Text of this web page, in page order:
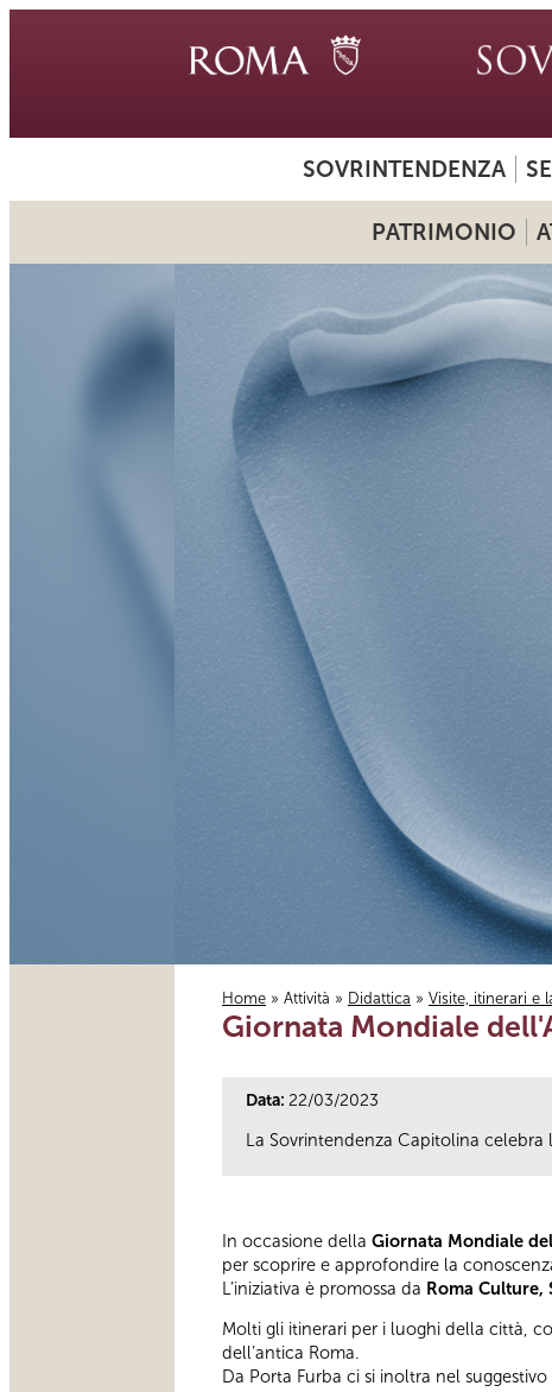
SOVRINTENDENZA
PATRIMONIO
Tu sei qui
Home » Attività » Didattica » Visite, itinerari e
Giornata Mondiale
Data: 22/03/2023
La Sovrintendenza Capitolina
In occasione della Giornata Mondiale
per scoprire e approfondire la
L’iniziativa è promossa da Roma Culture,
Molti gli itinerari per i luoghi della città,
dell’antica Roma.
Da Porta Furba ci si inoltra nel